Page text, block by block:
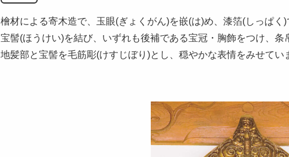
檜材による寄木造で、玉眼(ぎょくがん)を嵌(は)め、漆箔(しっぱく)
宝髻(ほうけい)を結び、いずれも後補である宝冠・胸飾をつけ、条
地髪部と宝髻を毛筋彫(けすじぼり)とし、穏やかな表情をみせてい